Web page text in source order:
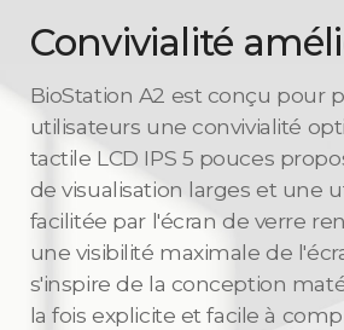
Convivialité
BioStation A2 est conçu pour
utilisateurs une convivialité
tactile LCD IPS 5 pouces
de visualisation larges et une
facilitée par l'écran de verre
une visibilité maximale de
s'inspire de la conception
la fois explicite et facile à